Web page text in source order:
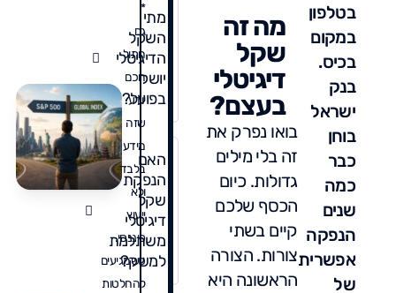
בטלפון
במקום
בכיס.
בנק
ישראל
בוחן
כבר
כמה
שנים
הנפקה
אפשרית
של
מה זה
שקל
דיגיטלי
בעצם?
בואו נפרק את
זה בלי מילים
גדולות. כיום
הכסף שלכם
קיים בשתי
צורות. הצורה
הראשונה היא
מתי
השקל
הדיגיטלי
יושק
בפועל?
האם
הנפקת
שקל
דיגיטלי
משתלמת
למשק?
*
גם
חתול
חכם
יודע
שזה
מידע
בלבד
ולא
ייעוץ
פיננסי.
כשמגיעים
להחלטות